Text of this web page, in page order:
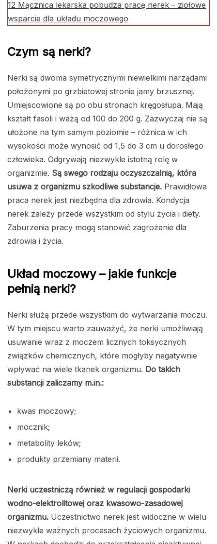
12 Mącznica lekarska pobudza pracę nerek – ziołowe
wsparcie dla układu moczowego
Czym są nerki?
Nerki są dwoma symetrycznymi niewielkimi narządami
położonymi po grzbietowej stronie jamy brzusznej.
Umiejscowione są po obu stronach kręgosłupa. Mają
kształt fasoli i ważą od 100 do 200 g. Zazwyczaj nie są
ułożone na tym samym poziomie – różnica w ich
wysokości może wynosić od 1,5 do 3 cm u dorosłego
człowieka. Odgrywają niezwykle istotną rolę w
organizmie. Są swego rodzaju oczyszczalnią, która
usuwa z organizmu szkodliwe substancje. Prawidłowa
praca nerek jest niezbędna dla zdrowia. Kondycja
nerek zależy przede wszystkim od stylu życia i diety.
Zaburzenia pracy mogą stanowić zagrożenie dla
zdrowia i życia.
Układ moczowy – jakie funkcje
pełnią nerki?
Nerki służą przede wszystkim do wytwarzania moczu.
W tym miejscu warto zauważyć, że nerki umożliwiają
usuwanie wraz z moczem licznych toksycznych
związków chemicznych, które mogłyby negatywnie
wpływać na wiele tkanek organizmu. Do takich
substancji zaliczamy m.in.:
kwas moczowy;
mocznik;
metabolity leków;
produkty przemiany materii.
Nerki uczestniczą również w regulacji gospodarki
wodno-elektrolitowej oraz kwasowo-zasadowej
organizmu. Uczestnictwo nerek jest widoczne w wielu
niezwykle ważnych procesach życiowych organizmu.